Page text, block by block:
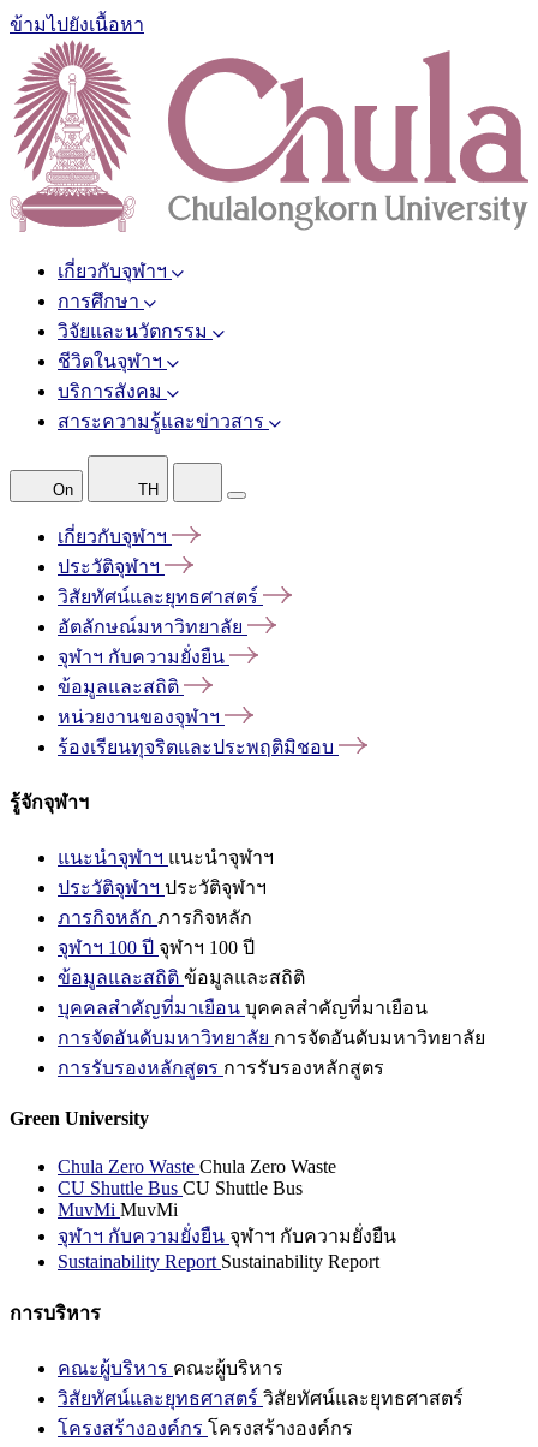
ข้ามไปยังเนื้อหา
เกี่ยวกับจุฬาฯ
การศึกษา
วิจัยและนวัตกรรม
ชีวิตในจุฬาฯ
บริการสังคม
สาระความรู้และข่าวสาร
On TH
เกี่ยวกับจุฬาฯ
ประวัติจุฬาฯ
วิสัยทัศน์และยุทธศาสตร์
อัตลักษณ์มหาวิทยาลัย
จุฬาฯ กับความยั่งยืน
ข้อมูลและสถิติ
หน่วยงานของจุฬาฯ
ร้องเรียนทุจริตและประพฤติมิชอบ
รู้จักจุฬาฯ
แนะนำจุฬาฯ แนะนำจุฬาฯ
ประวัติจุฬาฯ ประวัติจุฬาฯ
ภารกิจหลัก ภารกิจหลัก
จุฬาฯ 100 ปี จุฬาฯ 100 ปี
ข้อมูลและสถิติ ข้อมูลและสถิติ
บุคคลสำคัญที่มาเยือน บุคคลสำคัญที่มาเยือน
การจัดอันดับมหาวิทยาลัย การจัดอันดับมหาวิทยาลัย
การรับรองหลักสูตร การรับรองหลักสูตร
Green University
Chula Zero Waste Chula Zero Waste
CU Shuttle Bus CU Shuttle Bus
MuvMi MuvMi
จุฬาฯ กับความยั่งยืน จุฬาฯ กับความยั่งยืน
Sustainability Report Sustainability Report
การบริหาร
คณะผู้บริหาร คณะผู้บริหาร
วิสัยทัศน์และยุทธศาสตร์ วิสัยทัศน์และยุทธศาสตร์
โครงสร้างองค์กร โครงสร้างองค์กร